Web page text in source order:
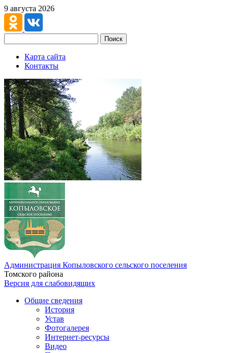
9 августа 2026
Поиск
Карта сайта
Контакты
Администрация Копыловского сельского поселения
Томского района
Версия для слабовидящих
Общие сведения
История
Устав
Фотогалерея
Интернет-ресурсы
Видео